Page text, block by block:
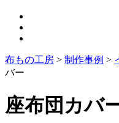
布もの工房 > 制作事例 >
バー
座布団カバ